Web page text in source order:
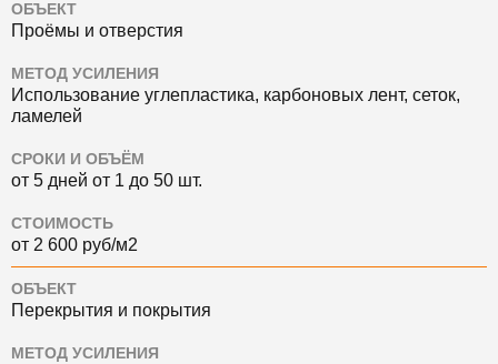
ОБЪЕКТ
Проёмы и отверстия
МЕТОД УСИЛЕНИЯ
Использование углепластика, карбоновых лент, сеток,
ламелей
СРОКИ И ОБЪЁМ
от 5 дней от 1 до 50 шт.
СТОИМОСТЬ
от 2 600 руб/м2
ОБЪЕКТ
Перекрытия и покрытия
МЕТОД УСИЛЕНИЯ